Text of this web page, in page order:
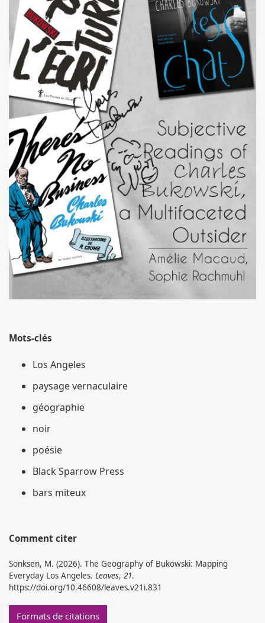
Mots-clés
Los Angeles
paysage vernaculaire
géographie
noir
poésie
Black Sparrow Press
bars miteux
Comment citer
Sonksen, M. (2026). The Geography of Bukowski: Mapping
Everyday Los Angeles. Leaves, 21.
https://doi.org/10.46608/leaves.v21i.831
Formats de citations